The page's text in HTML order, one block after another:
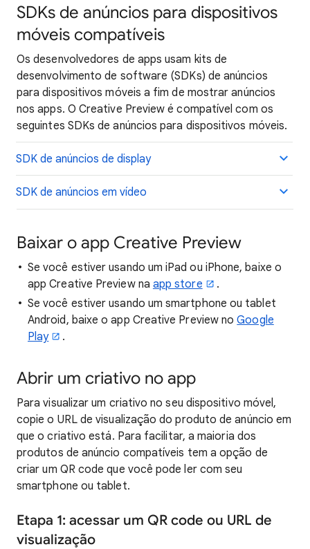
SDKs de anúncios para dispositivos
móveis compatíveis
Os desenvolvedores de apps usam kits de
desenvolvimento de software (SDKs) de anúncios
para dispositivos móveis a fim de mostrar anúncios
nos apps. O Creative Preview é compatível com os
seguintes SDKs de anúncios para dispositivos móveis.
SDK de anúncios de display
SDK de anúncios em vídeo
Baixar o app Creative Preview
Se você estiver usando um iPad ou iPhone, baixe o
app Creative Preview na app store
.
Se você estiver usando um smartphone ou tablet
Android, baixe o app Creative Preview noGoogle
Play
.
Abrir um criativo no app
Para visualizar um criativo no seu dispositivo móvel,
copie o URL de visualização do produto de anúncio em
que o criativo está. Para facilitar, a maioria dos
produtos de anúncio compatíveis tem a opção de
criar um QR code que você pode ler com seu
smartphone ou tablet.
Etapa 1: acessar um QR code ou URL de
visualização